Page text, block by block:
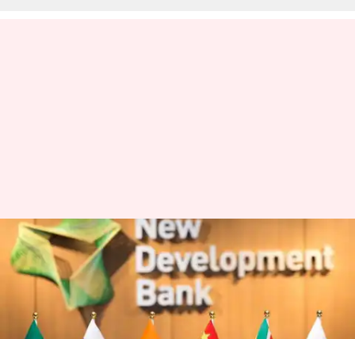
பிரிக்ஸ் வங்கிக்கு $2
பில்லியன் டாலர்
பங்களிப்பு; 20
திட்டங்களுக்கு நிதியுதவி
வழங்கியுள்ளதாக மத்திய